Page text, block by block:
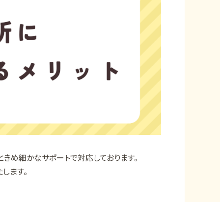
め細かなサポートで対応しております。
ます。